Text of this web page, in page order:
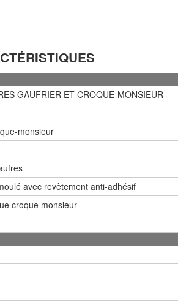
GAUFRIER ET CROQUE-MONSIEUR
monsieur
avec revêtement anti-adhésif
croque monsieur